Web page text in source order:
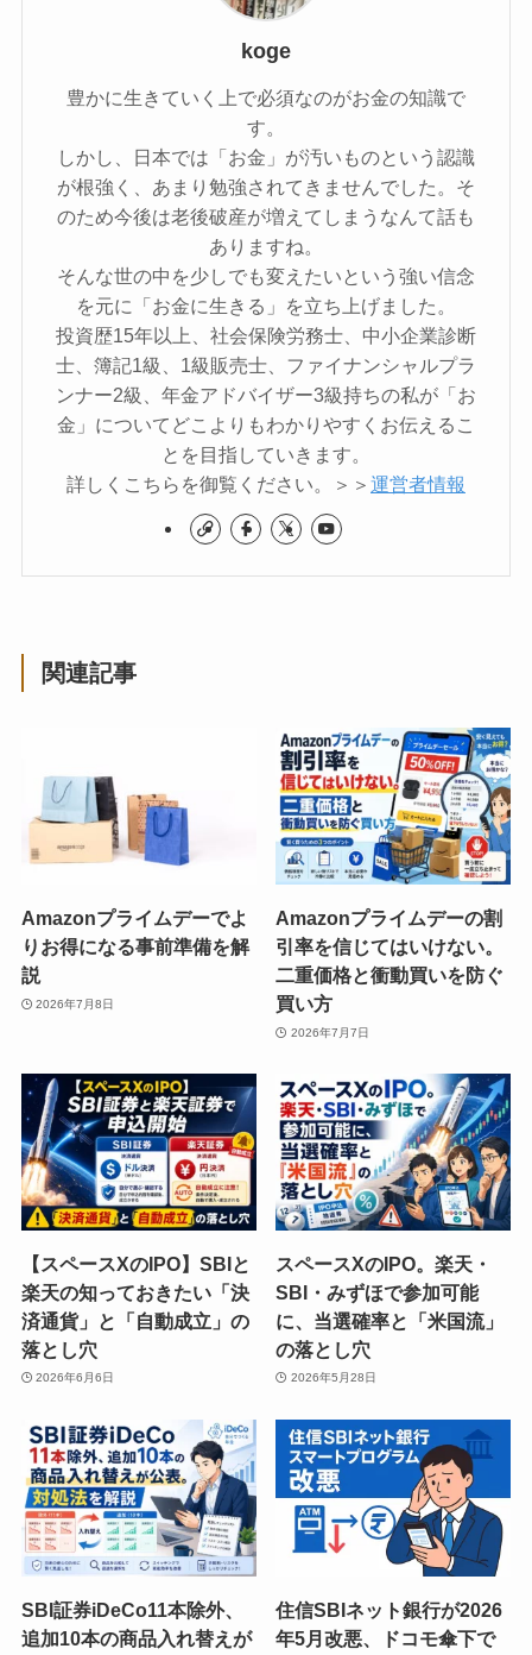
koge
豊かに生きていく上で必須なのがお金の知識で
す。
しかし、日本では「お金」が汚いものという認識
が根強く、あまり勉強されてきませんでした。そ
のため今後は老後破産が増えてしまうなんて話も
ありますね。
そんな世の中を少しでも変えたいという強い信念
を元に「お金に生きる」を立ち上げました。
投資歴15年以上、社会保険労務士、中小企業診断
士、簿記1級、1級販売士、ファイナンシャルプラ
ンナー2級、年金アドバイザー3級持ちの私が「お
金」についてどこよりもわかりやすくお伝えるこ
とを目指していきます。
詳しくこちらを御覧ください。＞＞ 運営者情報
関連記事
Amazonプライムデーでよ
りお得になる事前準備を解
説
2026年7月8日
Amazonプライムデーの割
引率を信じてはいけない。
二重価格と衝動買いを防ぐ
買い方
2026年7月7日
【スペースXのIPO】SBIと
楽天の知っておきたい「決
済通貨」と「自動成立」の
落とし穴
2026年6月6日
スペースXのIPO。楽天・
SBI・みずほで参加可能
に、当選確率と「米国流」
の落とし穴
2026年5月28日
SBI証券iDeCo11本除外、
追加10本の商品入れ替えが
住信SBIネット銀行が2026
年5月改悪、ドコモ傘下で